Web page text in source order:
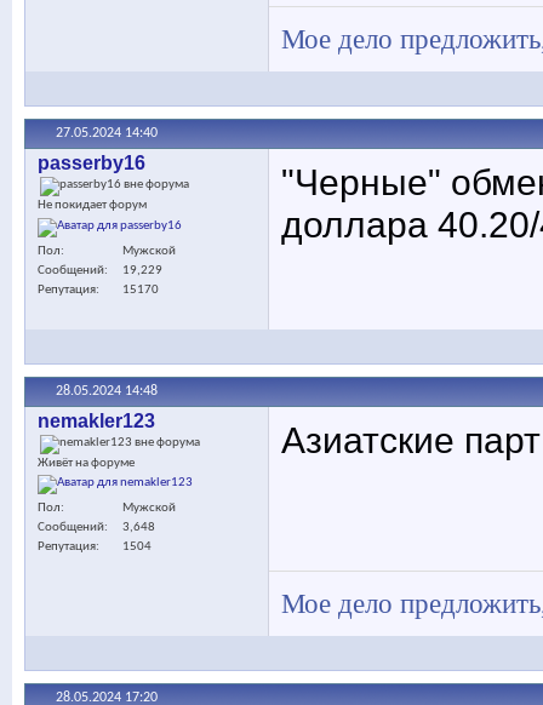
Мое дело
27.05.2024 14:40
passerby16
Не покидает форум
Пол
Мужской
Сообщений
19,229
Репутация
15170
"Черные"
доллара
28.05.2024 14:48
nemakler123
Живёт на форуме
Пол
Мужской
Сообщений
3,648
Репутация
1504
Азиатские
Мое дело
28.05.2024 17:20